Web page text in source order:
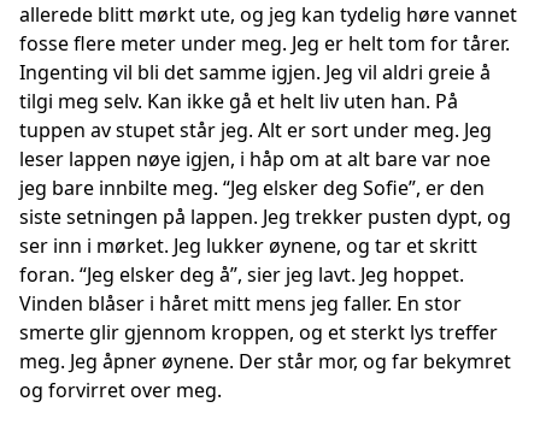
allerede blitt mørkt ute, og jeg kan tydelig høre vannet
fosse flere meter under meg. Jeg er helt tom for tårer.
Ingenting vil bli det samme igjen. Jeg vil aldri greie å
tilgi meg selv. Kan ikke gå et helt liv uten han. På
tuppen av stupet står jeg. Alt er sort under meg. Jeg
leser lappen nøye igjen, i håp om at alt bare var noe
jeg bare innbilte meg. “Jeg elsker deg Sofie”, er den
siste setningen på lappen. Jeg trekker pusten dypt, og
ser inn i mørket. Jeg lukker øynene, og tar et skritt
foran. “Jeg elsker deg å”, sier jeg lavt. Jeg hoppet.
Vinden blåser i håret mitt mens jeg faller. En stor
smerte glir gjennom kroppen, og et sterkt lys treffer
meg. Jeg åpner øynene. Der står mor, og far bekymret
og forvirret over meg.